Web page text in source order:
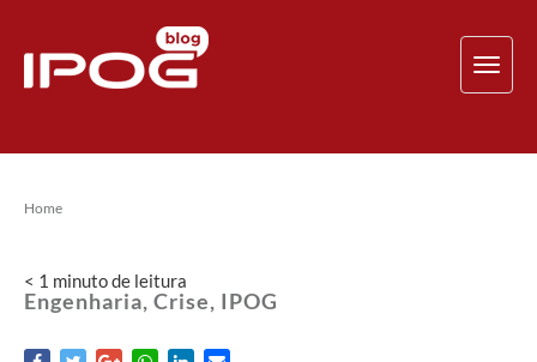
Home
< 1 minutode leitura
Engenharia, Crise, IPOG